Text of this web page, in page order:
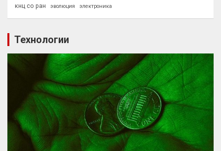
кнц со ран
эволюция электроника
Технологии